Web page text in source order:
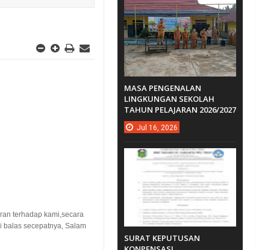
terhadap kami,secara
balas secepatnya, Salam
MASA PENGENALAN
LINGKUNGAN SEKOLAH
TAHUN PELAJARAN 2026/2027
Jul 16, 2026
SURAT KEPUTUSAN